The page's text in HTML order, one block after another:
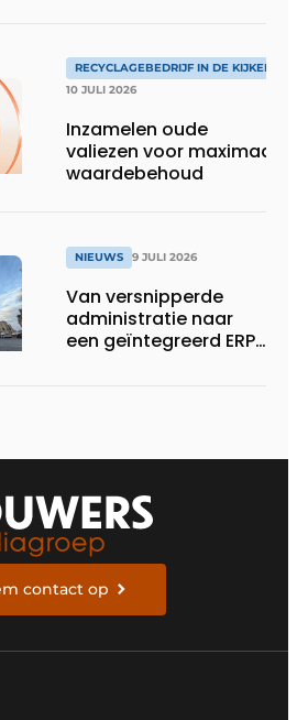
RECYCLAGEBEDRIJF IN DE KIJKER
10 JULI 2026
Inzamelen oude
valiezen voor maximaal
waardebehoud
NIEUWS 9 JULI 2026
Van versnipperde
administratie naar
een geïntegreerd ERP-
contact op